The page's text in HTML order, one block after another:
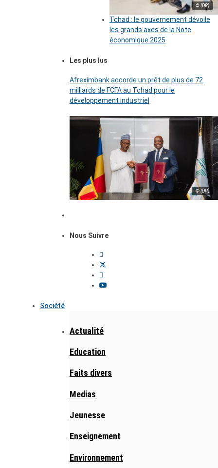
© (DR)
Tchad : le gouvernement dévoile
les grands axes de la Note
économique 2025
Les plus lus
Afreximbank accorde un prêt de plus de 72
milliards de FCFA au Tchad pour le
développement industriel
© (DR)
Nous Suivre
Société
Actualité
Education
Faits divers
Medias
Jeunesse
Enseignement
Environnement